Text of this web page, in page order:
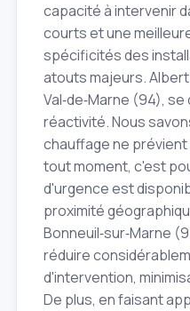
capacité à intervenir
courts et une
spécificités des
atouts majeurs.
Val‑de‑Marne (94),
réactivité. Nous
chauffage ne
tout moment, c'est
d'urgence est
proximité
Bonneuil‑sur‑Marne
réduire
d'intervention,
De plus, en faisant